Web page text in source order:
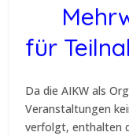
für
Da die AIKW als
Veranstaltungen
verfolgt, enthalten